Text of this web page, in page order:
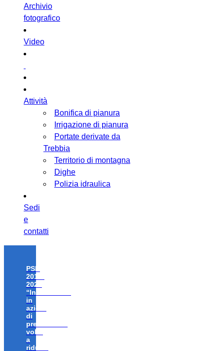
Archivio
fotografico
Video
Attività
Bonifica di pianura
Irrigazione di pianura
Portate derivate da
Trebbia
Territorio di montagna
Dighe
Polizia idraulica
Sedi
e
contatti
PSR
2014-
2020
“Investimenti
in
azioni
di
prevenzione
volte
a
ridurre